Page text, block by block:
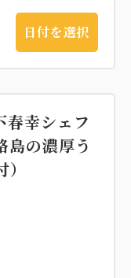
日付を選択
春幸シェフ
の濃厚う